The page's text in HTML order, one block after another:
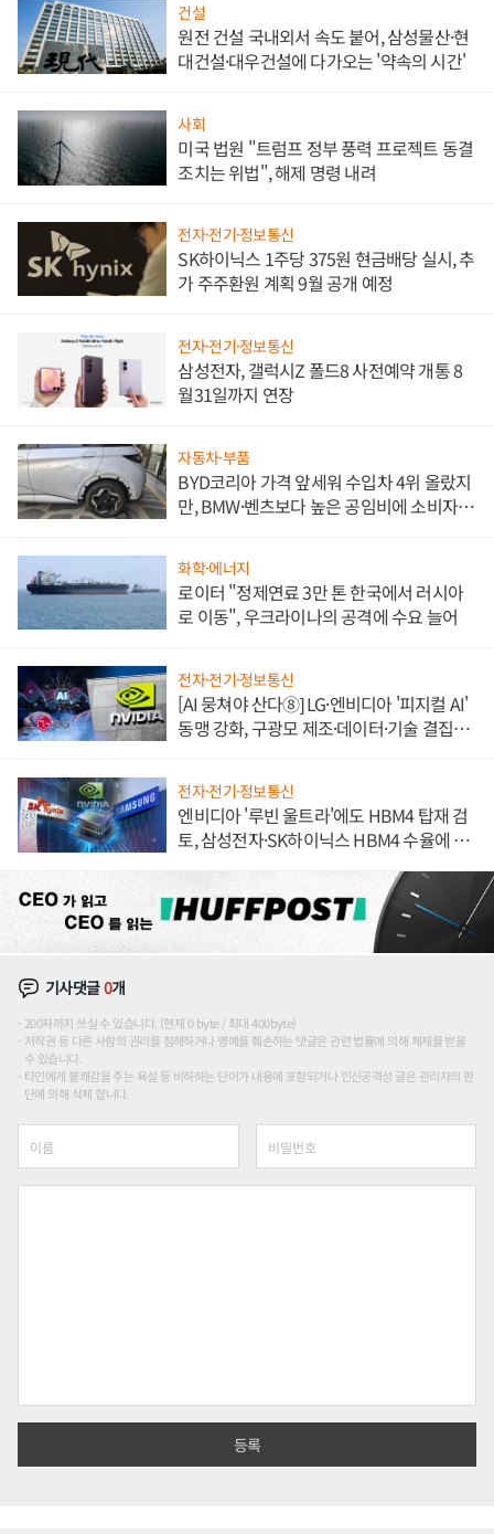
건설
원전 건설 국내외서 속도 붙어, 삼성물산·현
대건설·대우건설에 다가오는 '약속의 시간'
사회
미국 법원 "트럼프 정부 풍력 프로젝트 동결
조치는 위법", 해제 명령 내려
전자·전기·정보통신
SK하이닉스 1주당 375원 현금배당 실시, 추
가 주주환원 계획 9월 공개 예정
전자·전기·정보통신
삼성전자, 갤럭시Z 폴드8 사전예약 개통 8
월31일까지 연장
자동차·부품
BYD코리아 가격 앞세워 수입차 4위 올랐지
만, BMW·벤츠보다 높은 공임비에 소비자
화학·에너지
로이터 "정제연료 3만 톤 한국에서 러시아
로 이동", 우크라이나의 공격에 수요 늘어
전자·전기·정보통신
[AI 뭉쳐야 산다⑧] LG·엔비디아 '피지컬 AI'
동맹 강화, 구광모 제조·데이터·기술 결집
전자·전기·정보통신
엔비디아 '루빈 울트라'에도 HBM4 탑재 검
토, 삼성전자·SK하이닉스 HBM4 수율에 주
기사댓글0개
200자까지 쓰실 수 있습니다. (현재 0 byte / 최대 400byte)
저작권 등 다른 사람의 권리를 침해하거나 명예를 훼손하는 댓글은 관련 법률에 의해 제재를 받을
수 있습니다.
타인에게 불쾌감을 주는 욕설 등 비하하는 단어가 내용에 포함되거나 인신공격성 글은 관리자의 판
단에 의해 삭제 합니다.